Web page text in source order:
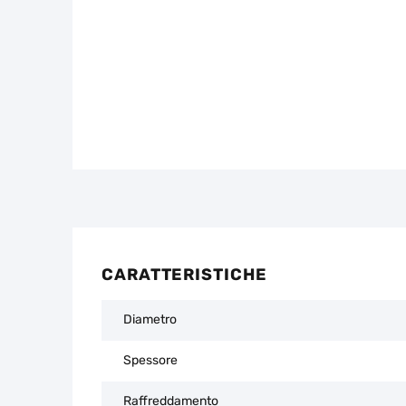
CARATTERISTICHE
Diametro
Spessore
Raffreddamento